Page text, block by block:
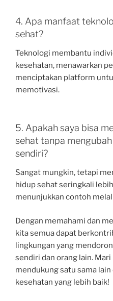
4. Apa manfaat
sehat?
Teknologi membantu
kesehatan, menawarkan
menciptakan platform
memotivasi.
5. Apakah saya bisa
sehat tanpa
sendiri?
Sangat mungkin, tetapi
hidup sehat seringkali
menunjukkan contoh
Dengan memahami dan
kita semua dapat
lingkungan yang
sendiri dan orang lain.
mendukung satu sama
kesehatan yang lebih baik!